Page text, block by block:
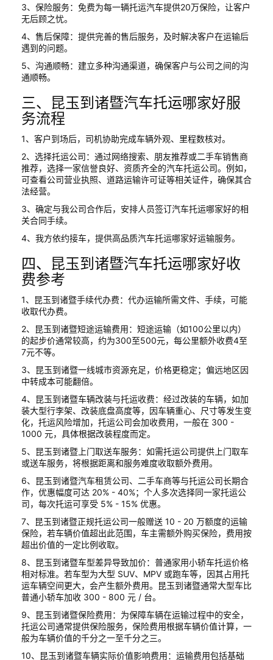
3、保险服务：免费为每一辆托运汽车提供20万保险，让客户
无后顾之忧。
4、售后保障：提供完善的售后服务，及时解决客户在运输后
遇到的问题。
5、沟通顺畅：建立多种沟通渠道，确保客户与公司之间的沟
通顺畅。
三、昆玉到诸暨汽车托运哪家好服
务流程
1、客户到场后，司机协助完成车辆外观、里程数核对。
2、选择托运公司：通过网络搜索、朋友推荐或二手车销售商
推荐，选择一家信誉良好、资质齐全的汽车托运公司。例如，
可查看公司营业执照、道路运输许可证等相关证件，确保其合
法经营。
3、确定与我公司合作后，安排人员签订汽车托运哪家好的相
关合同手续。
4、我方依约接车，提供高品质汽车托运哪家好运输服务。
四、昆玉到诸暨汽车托运哪家好收
费参考
1、昆玉到诸暨手续代办费：代办运输所需文件、手续，可能
收取代办费。
2、昆玉到诸暨短途运输费用：短途运输（如100公里以内）
的起步价通常较高，约为300至500元，每公里额外收费4至
7元不等。
3、昆玉到诸暨一线城市资源充足，价格更稳定；偏远地区因
中转成本可能翻倍。
4、昆玉到诸暨车辆改装与托运收费：经过改装的车辆，如加
装大型行李架、改装底盘高度等，因车辆重心、尺寸等发生变
化，托运风险增加，托运公司会加收费用，一般在 300 -
1000 元，具体根据改装程度而定。
5、昆玉到诸暨上门取送车服务：如需托运公司提供上门取车
或送车服务，将根据距离和服务难度收取额外费用。
6、昆玉到诸暨汽车租赁公司、二手车商等与托运公司长期合
作，优惠幅度可达 20% - 40%；个人多次选择同一家托运公
司，每次托运可享受 5% - 15% 优惠。
7、昆玉到诸暨正规托运公司一般赠送 10 - 20 万额度的运输
保险，若车辆价值超出此范围，车主需额外购买保险，费用按
超出价值的一定比例收取。
8、昆玉到诸暨车型差异导致加价：普通家用小轿车托运价格
相对标准。若车型为大型 SUV、MPV 或跑车等，因其占用托
运车辆空间更大，会产生额外费用。昆玉到诸暨通常大型车比
普通小轿车加收 300 - 800 元 / 台。
9、昆玉到诸暨保险费用：为保障车辆在运输过程中的安全，
托运公司通常提供保险服务，保险费用根据车辆价值计算，一
般为车辆价值的千分之一至千分之三。
10、昆玉到诸暨车辆实际价值影响费用：运输费用包括基础